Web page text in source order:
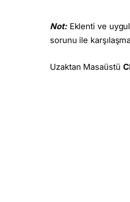
Not: Eklenti ve
sorunu ile
Uzaktan Masaüstü